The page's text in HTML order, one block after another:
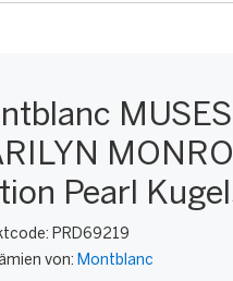
MUSES
Pearl
PRD69219
von: Montblanc